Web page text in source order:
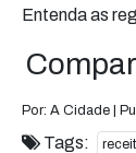
Entenda as
Por: A Cidade |
Tags: